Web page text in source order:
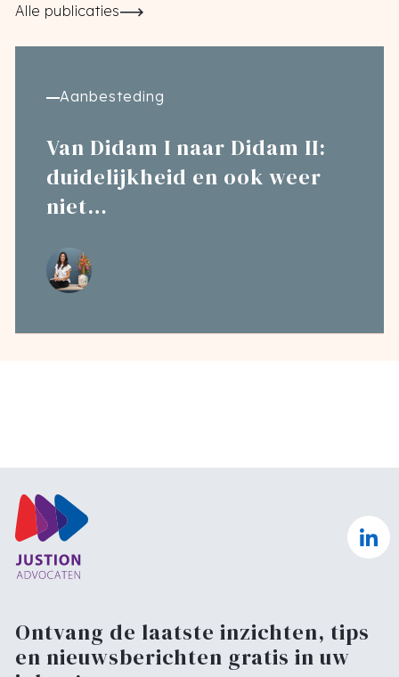
Alle publicaties
Aanbesteding
Van Didam I naar Didam II:
duidelijkheid en ook weer
niet…
Ontvang de laatste inzichten, tips
en nieuwsberichten gratis in uw